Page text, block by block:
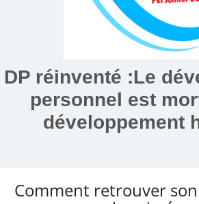
DP réinventé :Le
personnel est
développement
Comment retrouver